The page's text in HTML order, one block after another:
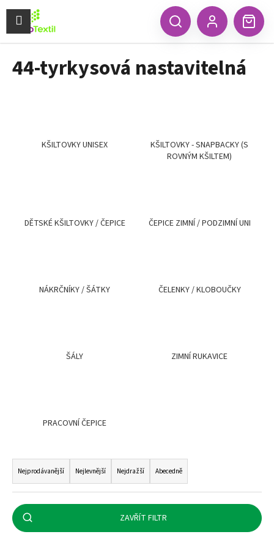
obsah
HledatPřihlášení
Menu
44-tyrkysová nastavitelná
KŠILTOVKY UNISEX
KŠILTOVKY - SNAPBACKY (S
ROVNÝM KŠILTEM)
DĚTSKÉ KŠILTOVKY / ČEPICE ČEPICE ZIMNÍ / PODZIMNÍ UNI
NÁKRČNÍKY / ŠÁTKY ČELENKY / KLOBOUČKY
ŠÁLY ZIMNÍ RUKAVICE
PRACOVNÍ ČEPICE
Ř
a
z
e
n
Nejprodávanější Nejlevnější Nejdražší Abecedně
ZAVŘÍT FILTR
K
š Zpět
Zpět
C
HLEDAT
D
o
p
o
r